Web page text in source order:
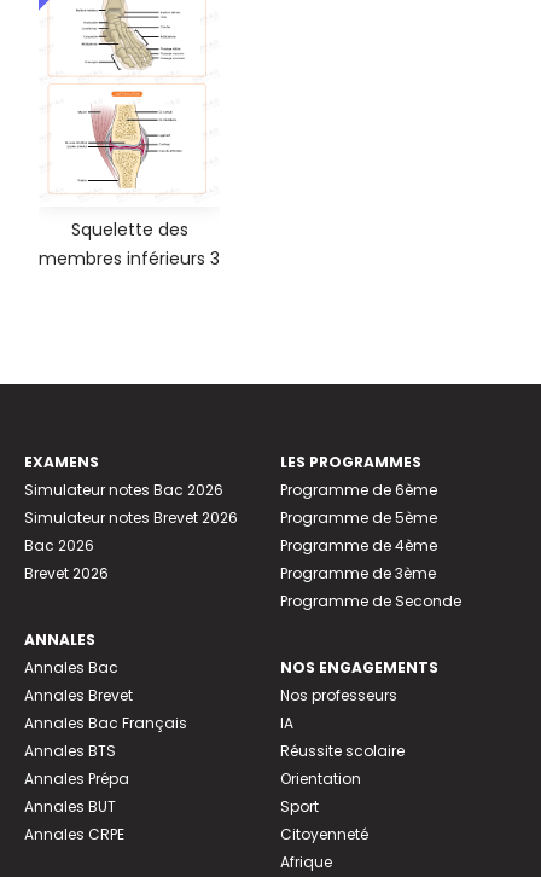
Squelette des
membres inférieurs 3
EXAMENS
Simulateur notes Bac 2026
Simulateur notes Brevet 2026
Bac 2026
Brevet 2026
ANNALES
Annales Bac
Annales Brevet
Annales Bac Français
Annales BTS
Annales Prépa
Annales BUT
Annales CRPE
LES PROGRAMMES
Programme de 6ème
Programme de 5ème
Programme de 4ème
Programme de 3ème
Programme de Seconde
NOS ENGAGEMENTS
Nos professeurs
IA
Réussite scolaire
Orientation
Sport
Citoyenneté
Afrique